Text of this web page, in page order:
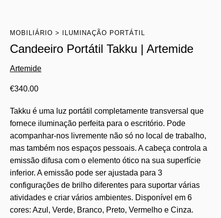
MOBILIÁRIO ILUMINAÇÃO PORTÁTIL
Candeeiro Portátil Takku | Artemide
Artemide
€340.00
Takku é uma luz portátil completamente transversal que
fornece iluminação perfeita para o escritório. Pode
acompanhar-nos livremente não só no local de trabalho,
mas também nos espaços pessoais. A cabeça controla a
emissão difusa com o elemento ótico na sua superfície
inferior. A emissão pode ser ajustada para 3
configurações de brilho diferentes para suportar várias
atividades e criar vários ambientes. Disponível em 6
cores: Azul, Verde, Branco, Preto, Vermelho e Cinza.